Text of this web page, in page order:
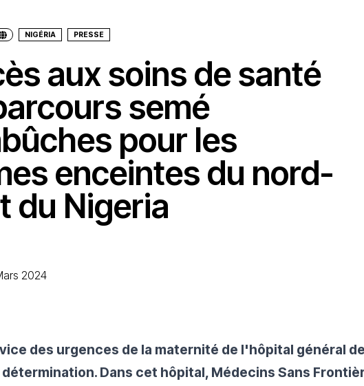
NIGÉRIA PRESSE
aux soins de santé
semé
pour les
enceintes du nord-
du Nigeria
2024
des urgences de la maternité de l'hôpital général
Dans cet hôpital, Médecins Sans